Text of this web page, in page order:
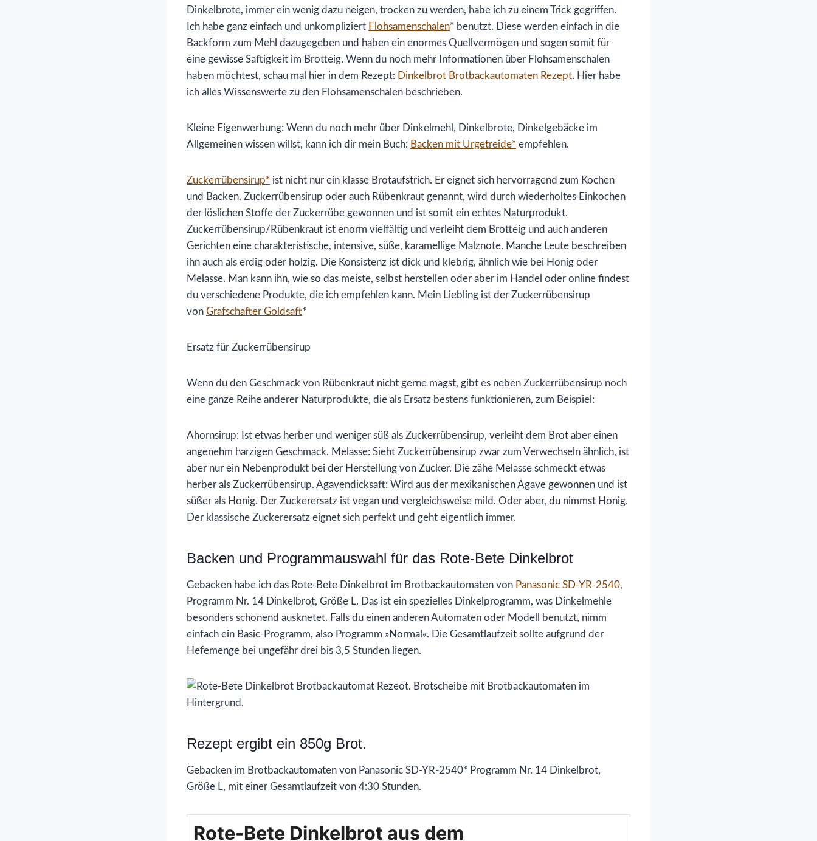
Dinkelbrote, immer ein wenig dazu neigen, trocken zu werden, habe ich zu einem Trick gegriffen.
Ich habe ganz einfach und unkompliziert Flohsamenschalen* benutzt. Diese werden einfach in die
Backform zum Mehl dazugegeben und haben ein enormes Quellvermögen und sogen somit für
eine gewisse Saftigkeit im Brotteig. Wenn du noch mehr Informationen über Flohsamenschalen
haben möchtest, schau mal hier in dem Rezept: Dinkelbrot Brotbackautomaten Rezept. Hier habe
ich alles Wissenswerte zu den Flohsamenschalen beschrieben.
Kleine Eigenwerbung: Wenn du noch mehr über Dinkelmehl, Dinkelbrote, Dinkelgebäcke im
Allgemeinen wissen willst, kann ich dir mein Buch: Backen mit Urgetreide* empfehlen.
Zuckerrübensirup* ist nicht nur ein klasse Brotaufstrich. Er eignet sich hervorragend zum Kochen
und Backen. Zuckerrübensirup oder auch Rübenkraut genannt, wird durch wiederholtes Einkochen
der löslichen Stoffe der Zuckerrübe gewonnen und ist somit ein echtes Naturprodukt.
Zuckerrübensirup/Rübenkraut ist enorm vielfältig und verleiht dem Brotteig und auch anderen
Gerichten eine charakteristische, intensive, süße, karamellige Malznote. Manche Leute beschreiben
ihn auch als erdig oder holzig. Die Konsistenz ist dick und klebrig, ähnlich wie bei Honig oder
Melasse. Man kann ihn, wie so das meiste, selbst herstellen oder aber im Handel oder online findest
du verschiedene Produkte, die ich empfehlen kann. Mein Liebling ist der Zuckerrübensirup
von Grafschafter Goldsaft*
Ersatz für Zuckerrübensirup
Wenn du den Geschmack von Rübenkraut nicht gerne magst, gibt es neben Zuckerrübensirup noch
eine ganze Reihe anderer Naturprodukte, die als Ersatz bestens funktionieren, zum Beispiel:
Ahornsirup: Ist etwas herber und weniger süß als Zuckerrübensirup, verleiht dem Brot aber einen
angenehm harzigen Geschmack. Melasse: Sieht Zuckerrübensirup zwar zum Verwechseln ähnlich, ist
aber nur ein Nebenprodukt bei der Herstellung von Zucker. Die zähe Melasse schmeckt etwas
herber als Zuckerrübensirup. Agavendicksaft: Wird aus der mexikanischen Agave gewonnen und ist
süßer als Honig. Der Zuckerersatz ist vegan und vergleichsweise mild. Oder aber, du nimmst Honig.
Der klassische Zuckerersatz eignet sich perfekt und geht eigentlich immer.
Backen und Programmauswahl für das Rote-Bete Dinkelbrot
Gebacken habe ich das Rote-Bete Dinkelbrot im Brotbackautomaten von Panasonic SD-YR-2540,
Programm Nr. 14 Dinkelbrot, Größe L. Das ist ein spezielles Dinkelprogramm, was Dinkelmehle
besonders schonend ausknetet. Falls du einen anderen Automaten oder Modell benutzt, nimm
einfach ein Basic-Programm, also Programm »Normal«. Die Gesamtlaufzeit sollte aufgrund der
Hefemenge bei ungefähr drei bis 3,5 Stunden liegen.
Rezept ergibt ein 850g Brot.
Gebacken im Brotbackautomaten von Panasonic SD-YR-2540* Programm Nr. 14 Dinkelbrot,
Größe L, mit einer Gesamtlaufzeit von 4:30 Stunden.
Rote-Bete Dinkelbrot aus dem